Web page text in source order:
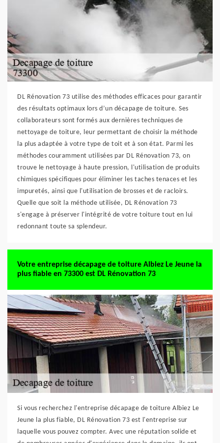
DL Rénovation 73 utilise des méthodes efficaces pour garantir
des résultats optimaux lors d’un décapage de toiture. Ses
collaborateurs sont formés aux dernières techniques de
nettoyage de toiture, leur permettant de choisir la méthode
la plus adaptée à votre type de toit et à son état. Parmi les
méthodes couramment utilisées par DL Rénovation 73, on
trouve le nettoyage à haute pression, l'utilisation de produits
chimiques spécifiques pour éliminer les taches tenaces et les
impuretés, ainsi que l'utilisation de brosses et de racloirs.
Quelle que soit la méthode utilisée, DL Rénovation 73
s'engage à préserver l'intégrité de votre toiture tout en lui
redonnant toute sa splendeur.
Votre entreprise décapage de toiture Albiez Le Jeune la
plus fiable en 73300 est DL Rénovation 73
Si vous recherchez l'entreprise décapage de toiture Albiez Le
Jeune la plus fiable, DL Rénovation 73 est l'entreprise sur
laquelle vous pouvez compter. Avec une réputation solide et